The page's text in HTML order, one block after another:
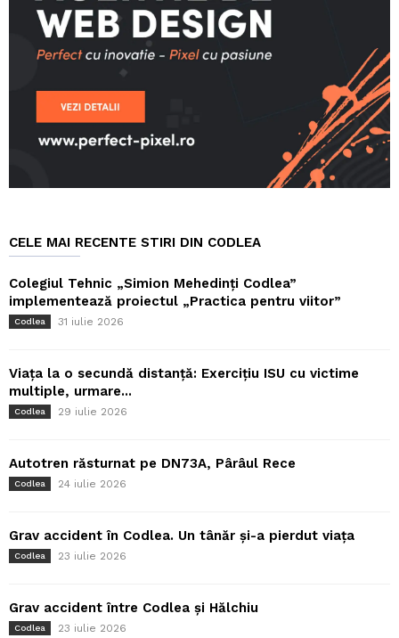
CELE MAI RECENTE STIRI DIN CODLEA
Colegiul Tehnic „Simion Mehedinți Codlea”
implementează proiectul „Practica pentru viitor”
Codlea 31 iulie 2026
Viața la o secundă distanță: Exercițiu ISU cu victime
multiple, urmare...
Codlea 29 iulie 2026
Autotren răsturnat pe DN73A, Pârâul Rece
Codlea 24 iulie 2026
Grav accident în Codlea. Un tânăr și-a pierdut viața
Codlea 23 iulie 2026
Grav accident între Codlea și Hălchiu
Codlea 23 iulie 2026